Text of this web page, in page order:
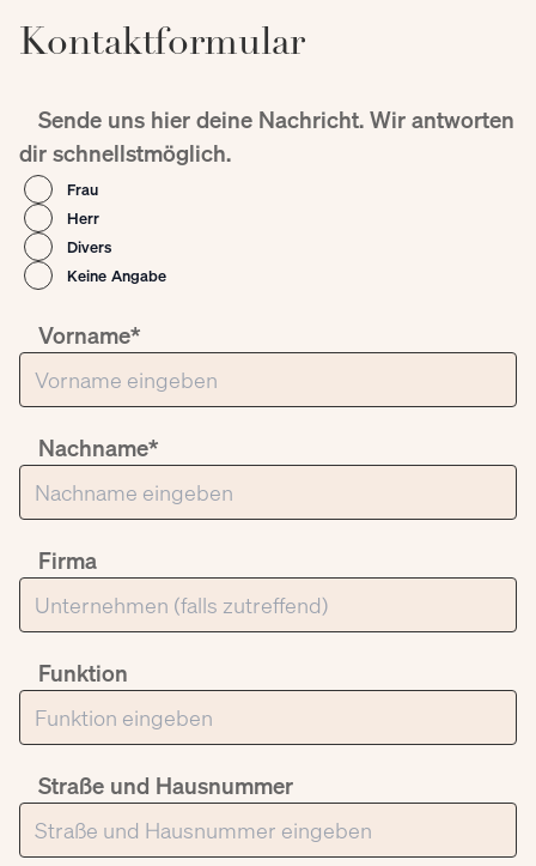
Kontaktformular
Sende uns hier deine Nachricht. Wir antworten
dir schnellstmöglich.
Frau
Herr
Divers
Keine Angabe
Vorname*
Nachname*
Firma
Funktion
Straße und Hausnummer